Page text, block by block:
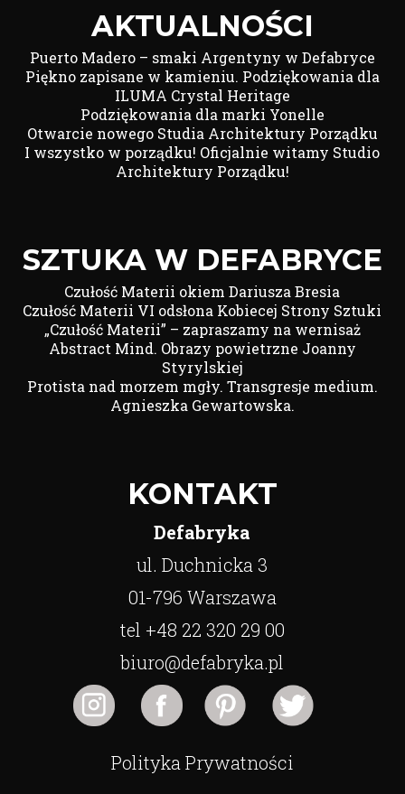
AKTUALNOŚCI
Puerto Madero – smaki Argentyny w Defabryce
Piękno zapisane w kamieniu. Podziękowania dla
ILUMA Crystal Heritage
Podziękowania dla marki Yonelle
Otwarcie nowego Studia Architektury Porządku
I wszystko w porządku! Oficjalnie witamy Studio
Architektury Porządku!
SZTUKA W DEFABRYCE
Czułość Materii okiem Dariusza Bresia
Czułość Materii VI odsłona Kobiecej Strony Sztuki
„Czułość Materii” – zapraszamy na wernisaż
Abstract Mind. Obrazy powietrzne Joanny
Styrylskiej
Protista nad morzem mgły. Transgresje medium.
Agnieszka Gewartowska.
KONTAKT
Defabryka
ul. Duchnicka 3
01-796 Warszawa
tel +48 22 320 29 00
biuro@defabryka.pl
Polityka Prywatności